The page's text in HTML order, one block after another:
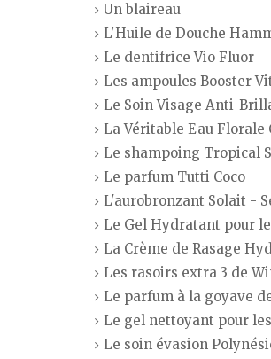
Un blaireau
L'Huile de Douche
Le dentifrice Vio Fluor
Les ampoules Booster
Le Soin Visage Anti-
La Véritable Eau Florale
Le shampoing Tropical
Le parfum Tutti Coco
L'aurobronzant Solait -
Le Gel Hydratant pour
La Crème de Rasage
Les rasoirs extra 3 de
Le parfum à la goyave
Le gel nettoyant pour
Le soin évasion